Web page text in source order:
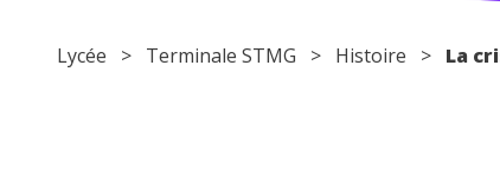
Lycée > Terminale STMG > Histoire > La